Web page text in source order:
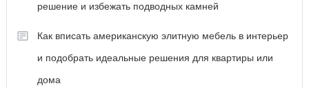
решение и избежать подводных камней
Как вписать американскую элитную мебель в интерьер
и подобрать идеальные решения для квартиры или
дома